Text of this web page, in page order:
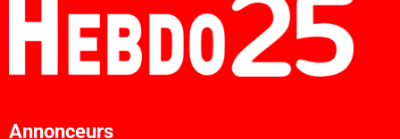
Annonceurs